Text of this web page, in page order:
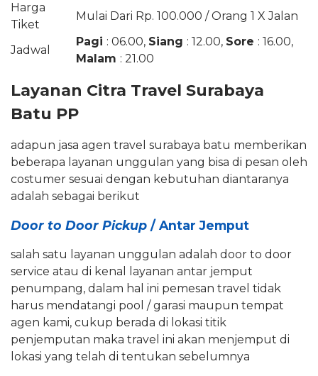
Harga
Tiket
Mulai Dari Rp. 100.000 / Orang 1 X Jalan
Jadwal
Pagi : 06.00, Siang : 12.00, Sore : 16.00,
Malam : 21.00
Layanan Citra Travel Surabaya
Batu PP
adapun jasa agen travel surabaya batu memberikan
beberapa layanan unggulan yang bisa di pesan oleh
costumer sesuai dengan kebutuhan diantaranya
adalah sebagai berikut
Door to Door Pickup / Antar Jemput
salah satu layanan unggulan adalah door to door
service atau di kenal layanan antar jemput
penumpang, dalam hal ini pemesan travel tidak
harus mendatangi pool / garasi maupun tempat
agen kami, cukup berada di lokasi titik
penjemputan maka travel ini akan menjemput di
lokasi yang telah di tentukan sebelumnya